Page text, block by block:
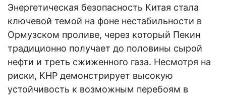
Энергетическая безопасность Китая стала
ключевой темой на фоне нестабильности в
Ормузском проливе, через который Пекин
традиционно получает до половины сырой
нефти и треть сжиженного газа. Несмотря на
риски, КНР демонстрирует высокую
устойчивость к возможным перебоям в